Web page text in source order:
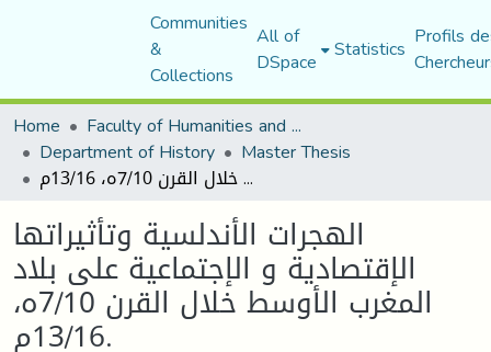
Communities
&
Collections
All of
DSpace Statistics Profils
Home
Faculty of Humanities and Social Sciences
Department of History Master Thesis
الهجرات الأندلسية وتأثيراتها الإقتصادية و الإجتماعية على بلاد المغرب الأوسط خلال القرن 7/10ه، 13/16م.
الهجرات الأندلسية وتأثيراتها
الإقتصادية و الإجتماعية على بلاد
المغرب الأوسط خلال القرن 7/10ه،
13/16م.